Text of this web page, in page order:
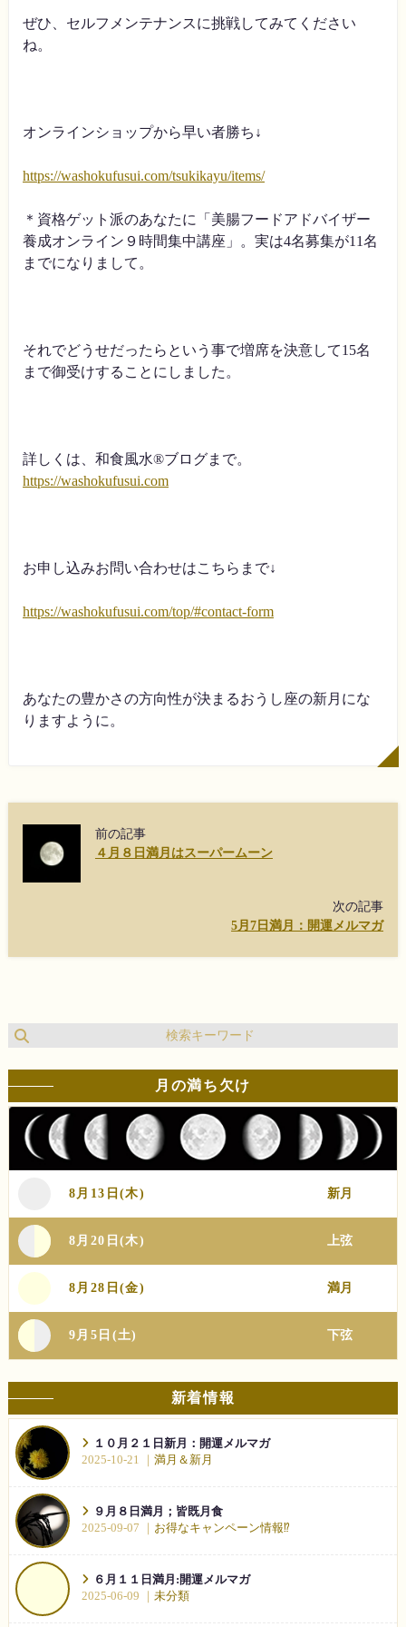
ぜひ、セルフメンテナンスに挑戦してみてください
ね。
オンラインショップから早い者勝ち↓
https://washokufusui.com/tsukikayu/items/
＊資格ゲット派のあなたに「美腸フードアドバイザー
養成オンライン９時間集中講座」。実は4名募集が11名
までになりまして。
それでどうせだったらという事で増席を決意して15名
まで御受けすることにしました。
詳しくは、和食風水®︎ブログまで。
https://washokufusui.com
お申し込みお問い合わせはこちらまで↓
https://washokufusui.com/top/#contact-form
あなたの豊かさの方向性が決まるおうし座の新月にな
りますように。
前の記事
４月８日満月はスーパームーン
次の記事
5月7日満月：開運メルマガ
月の満ち欠け
8月13日(木) 新月
8月20日(木) 上弦
8月28日(金) 満月
9月5日(土) 下弦
新着情報
１０月２１日新月：開運メルマガ
2025-10-21
満月＆新月
９月８日満月；皆既月食
2025-09-07
お得なキャンペーン情報⁉︎
６月１１日満月:開運メルマガ
2025-06-09
未分類